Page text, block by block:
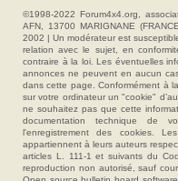
©1998-2022 Forum4x4.org,
AFN, 13700 MARIGNANE
2002 | Un modérateur est
relation avec le sujet, en
contraire à la loi. Les éventuelles
annonces ne peuvent en aucun
dans cette page. Conformément à
sur votre ordinateur un "cookie"
ne souhaitez pas que cette
documentation technique de
l'enregistrement des cookies.
appartiennent à leurs auteurs
articles L. 111-1 et suivants du
reproduction non autorisé, sauf